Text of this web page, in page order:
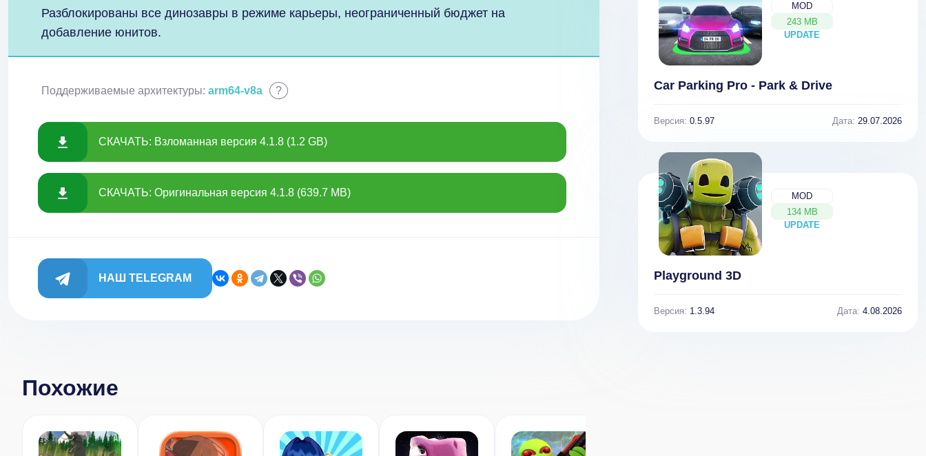
Разблокированы все динозавры в режиме карьеры, неограниченный бюджет на
добавление юнитов.
Поддерживаемые архитектуры: arm64-v8a ?
СКАЧАТЬ: Взломанная версия 4.1.8 (1.2 GB)
СКАЧАТЬ: Оригинальная версия 4.1.8 (639.7 MB)
НАШ TELEGRAM
Похожие
MOD
243 MB
UPDATE
NEW
Car Parking Pro - Park & Drive
Версия: 0.5.97 Дата: 29.07.2026
MOD
134 MB
UPDATE
NEW
Playground 3D
Версия: 1.3.94 Дата: 4.08.2026